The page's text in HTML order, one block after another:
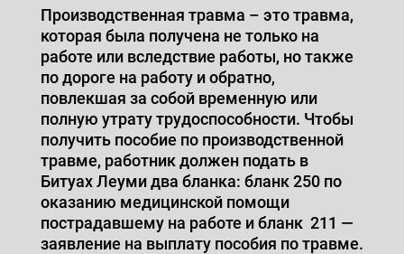
Производственная травма – это травма,
которая была получена не только на
работе или вследствие работы, но также
по дороге на работу и обратно,
повлекшая за собой временную или
полную утрату трудоспособности. Чтобы
получить пособие по производственной
травме, работник должен подать в
Битуах Леуми два бланка: бланк 250 по
оказанию медицинской помощи
пострадавшему на работе и бланк 211 —
заявление на выплату пособия по травме.